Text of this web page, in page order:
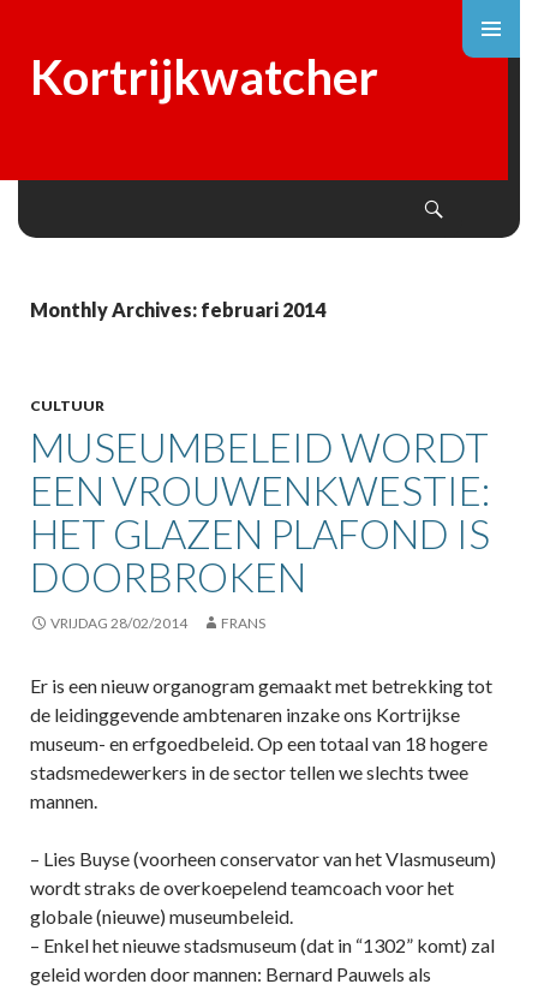
Kortrijkwatcher
Monthly Archives: februari 2014
CULTUUR
MUSEUMBELEID WORDT
EEN VROUWENKWESTIE:
HET GLAZEN PLAFOND IS
DOORBROKEN
VRIJDAG 28/02/2014 FRANS
Er is een nieuw organogram gemaakt met betrekking tot
de leidinggevende ambtenaren inzake ons Kortrijkse
museum- en erfgoedbeleid. Op een totaal van 18 hogere
stadsmedewerkers in de sector tellen we slechts twee
mannen.
– Lies Buyse (voorheen conservator van het Vlasmuseum)
wordt straks de overkoepelend teamcoach voor het
globale (nieuwe) museumbeleid.
– Enkel het nieuwe stadsmuseum (dat in “1302” komt) zal
geleid worden door mannen: Bernard Pauwels als